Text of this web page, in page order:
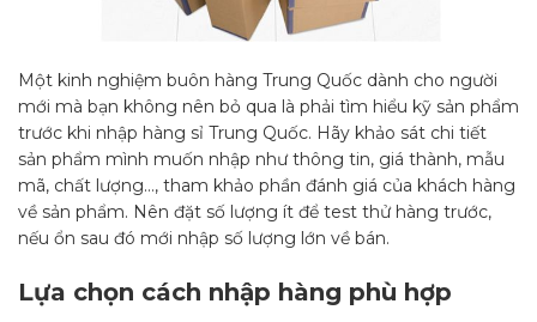
Một kinh nghiệm buôn hàng Trung Quốc dành cho người
mới mà bạn không nên bỏ qua là phải tìm hiểu kỹ sản phẩm
trước khi nhập hàng sỉ Trung Quốc. Hãy khảo sát chi tiết
sản phẩm mình muốn nhập như thông tin, giá thành, mẫu
mã, chất lượng…, tham khảo phần đánh giá của khách hàng
về sản phẩm. Nên đặt số lượng ít để test thử hàng trước,
nếu ổn sau đó mới nhập số lượng lớn về bán.
Lựa chọn cách nhập hàng phù hợp